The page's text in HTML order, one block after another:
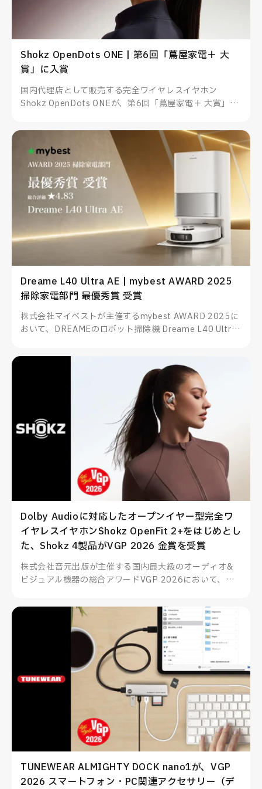
Shokz OpenDots ONE | 第6回「蔦屋家電＋ 大
賞」に入賞
国内代理店として販売する完全ワイヤレスイヤホン
Shokz OpenDots ONEが、第6回「蔦屋家電＋ 大賞」に
Dreame L40 Ultra AE | mybest AWARD 2025
掃除家電部門 最優秀賞 受賞
株式会社マイベストが主催するmybest AWARD 2025に
おいて、DREAMEのロボット掃除機 Dreame L40 Ultra
たします。
Dolby Audioに対応したオープンイヤー型完全ワ
イヤレスイヤホンShokz OpenFit 2+をはじめとし
た、Shokz 4製品がVGP 2026 金賞を受賞
株式会社音元出版が主催する国内最大級のオーディオ&
ビジュアル機器の総合アワードVGP 2026において、
した4製品が部門賞金賞を受賞、その他多数製品も部門賞
を受賞いたしました。
TUNEWEAR ALMIGHTY DOCK nano1が、VGP
2026 スマートフォン・PC関連アクセサリー（デ